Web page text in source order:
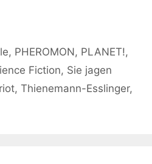
, PHEROMON, PLANET!,
Fiction, Sie jagen
, Thienemann-Esslinger,